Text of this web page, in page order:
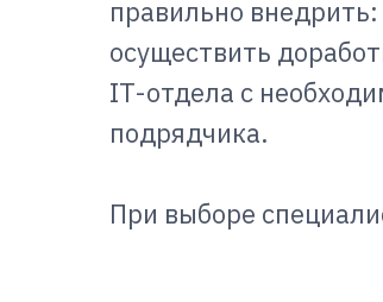
правильно
осуществить
IT-отдела с
подрядчика.
При выборе